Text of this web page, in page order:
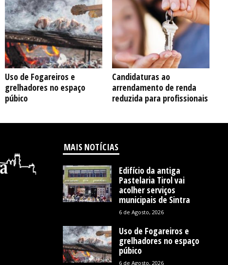
Uso de Fogareiros e
grelhadores no espaço
púbico
Candidaturas ao
arrendamento de renda
reduzida para profissionais
MAIS NOTÍCIAS
Edifício da antiga
Pastelaria Tirol vai
acolher serviços
municipais de Sintra
6 de Agosto, 2026
Uso de Fogareiros e
grelhadores no espaço
púbico
6 de Agosto, 2026